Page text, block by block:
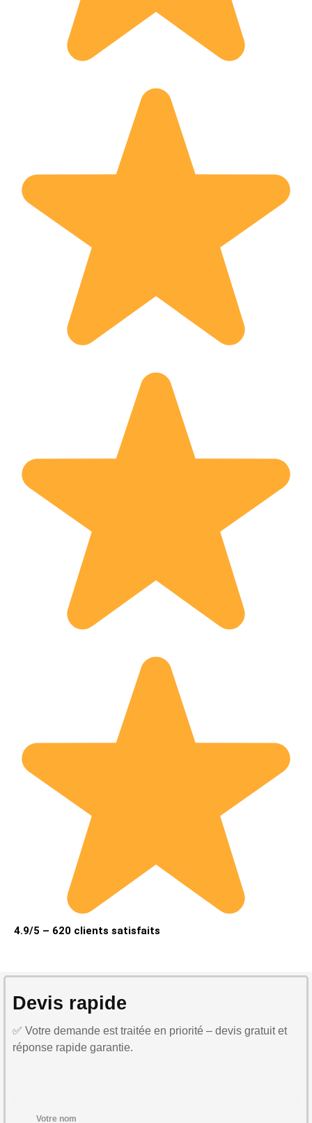
4.9/5 – 620 clients satisfaits
Devis rapide
✅ Votre demande est traitée en priorité – devis gratuit et
réponse rapide garantie.
Votre nom